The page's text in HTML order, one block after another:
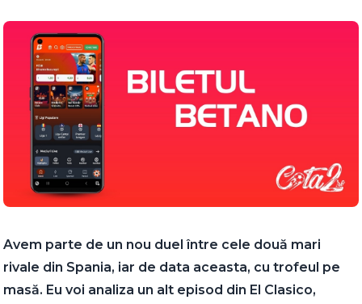
Avem parte de un nou duel între cele două mari
rivale din Spania, iar de data aceasta, cu trofeul pe
masă. Eu voi analiza un alt episod din El Clasico,